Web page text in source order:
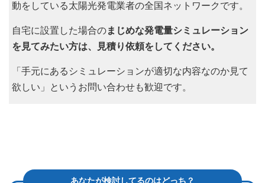
動をしている太陽光発電業者の全国ネットワークです。
自宅に設置した場合のまじめな発電量シミュレーション
を見てみたい方は、見積り依頼をしてください。
「手元にあるシミュレーションが適切な内容なのか見て
欲しい」というお問い合わせも歓迎です。